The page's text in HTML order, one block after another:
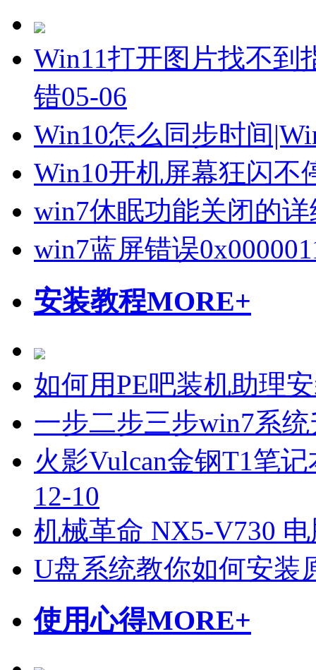
Win11打开图片找不到
错05-06
Win10怎么同步时间
Win10开机屏幕狂闪不
win7休眠功能关闭的
win7蓝屏错误
安装教程MORE+
如何用PE吧装机助理
一步二步三步win7系
火影Vulcan金钢T1笔
12-10
机械革命 NX5-V730
U盘系统教你如何安装
使用心得MORE+